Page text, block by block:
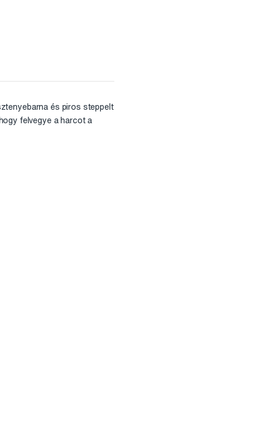
és piros steppelt
felvegye a harcot a